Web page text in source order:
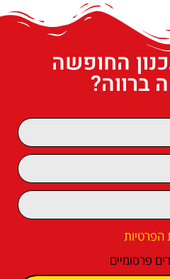
החופשה
ברווה?
הפרטיות
פרסומיים